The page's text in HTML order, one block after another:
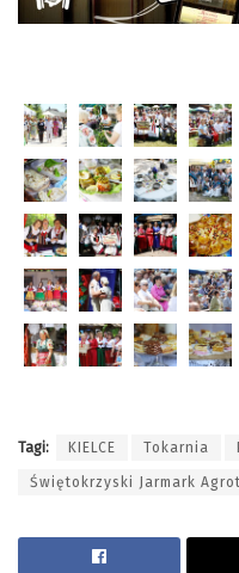
Tagi: KIELCE Tokarnia
Świętokrzyski Jarmark